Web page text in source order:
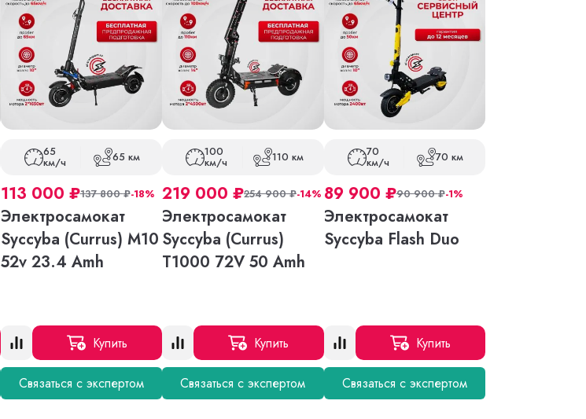
65
км/ч 65 км
113 000 ₽137 800₽-18%
Электросамокат
Syccyba (Currus) M10
52v 23.4 Amh
Купить
Связаться с экспертом
100
км/ч 110 км
219 000 ₽254 900₽-14%
Электросамокат
Syccyba (Currus)
T1000 72V 50 Amh
Купить
Связаться с экспертом
70
км/ч 70 км
89 900 ₽90 900₽-1%
Электросамокат
Syccyba Flash Duo
Купить
Связаться с экспертом